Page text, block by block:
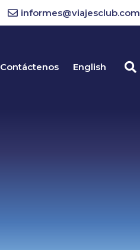
informes@viajesclub.com
Contáctenos English